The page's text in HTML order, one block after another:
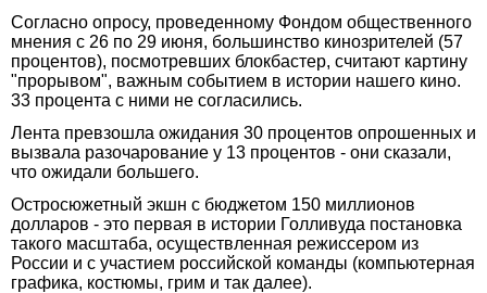
Согласно опросу, проведенному Фондом общественного
мнения с 26 по 29 июня, большинство кинозрителей (57
процентов), посмотревших блокбастер, считают картину
"прорывом", важным событием в истории нашего кино.
33 процента с ними не согласились.
Лента превзошла ожидания 30 процентов опрошенных и
вызвала разочарование у 13 процентов - они сказали,
что ожидали большего.
Остросюжетный экшн с бюджетом 150 миллионов
долларов - это первая в истории Голливуда постановка
такого масштаба, осуществленная режиссером из
России и с участием российской команды (компьютерная
графика, костюмы, грим и так далее).